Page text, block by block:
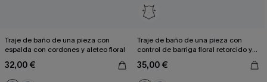
Traje de baño de una pieza con
espalda con cordones y aleteo floral
32,00 €
Traje de baño de una pieza con
control de barriga floral retorcido y
35,00 €